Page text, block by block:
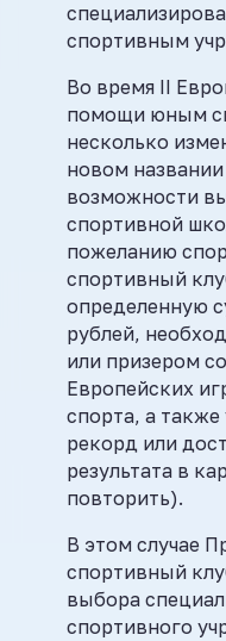
спортивным
Во время II
помощи юным
несколько
новом
возможности
спортивной
пожеланию
спортивный
определенную
рублей,
или призером
Европейских
спорта, а
рекорд или
результата в
повторить).
В этом случае
спортивный
выбора
спортивного